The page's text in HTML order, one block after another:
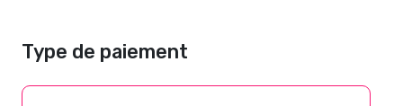
Type de paiement